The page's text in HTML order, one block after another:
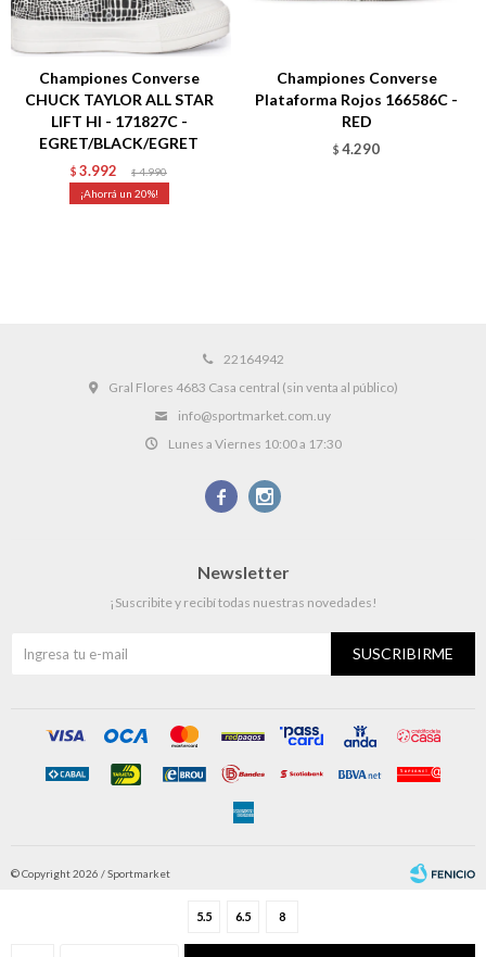
5.5 6.5 8
Championes Converse
CHUCK TAYLOR ALL STAR
LIFT HI - 171827C -
EGRET/BLACK/EGRET
$ 3.992 $ 4.990
20
Championes Converse
Plataforma Rojos 166586C -
RED
$ 4.290
22164942
Gral Flores 4683 Casa central (sin venta al público)
info@sportmarket.com.uy
Lunes a Viernes 10:00 a 17:30
 
Newsletter
¡Suscribite y recibí todas nuestras novedades!
SUSCRIBIRME
© Copyright 2026 / Sportmarket